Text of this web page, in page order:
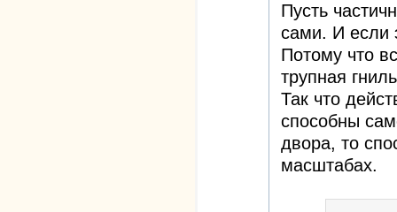
Пусть
сами. И если
Потому что
трупная
Так что
способны
двора, то
масштабах.